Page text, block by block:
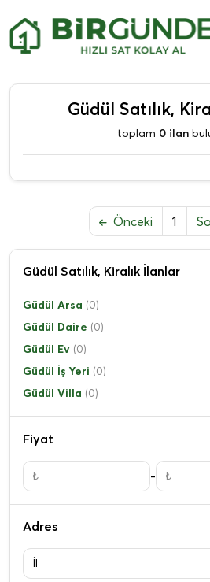
Güdül Satılık, Kiralık İlanlar
Güdül Arsa (0)
Güdül Daire (0)
Güdül Ev (0)
Güdül İş Yeri (0)
Güdül Villa (0)
Fiyat
-
Adres
Güdül Satılık,
toplam 0 ilan
Önceki 1